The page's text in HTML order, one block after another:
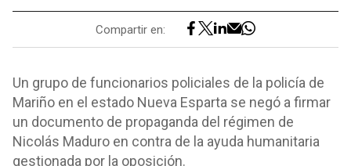
Compartir en:
Un grupo de funcionarios policiales de la policía de
Mariño en el estado Nueva Esparta se negó a firmar
un documento de propaganda del régimen de
Nicolás Maduro en contra de la ayuda humanitaria
gestionada por la oposición.